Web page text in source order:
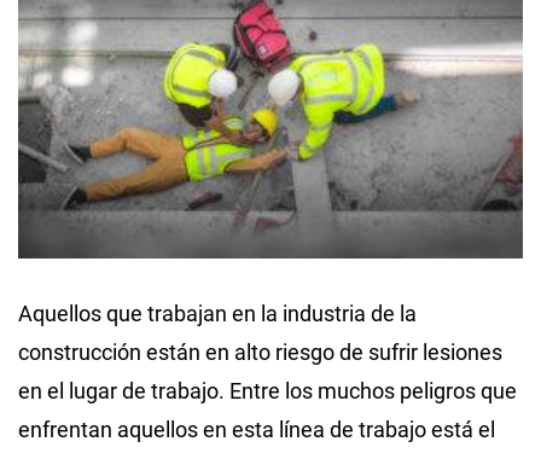
Aquellos que trabajan en la industria de la
construcción están en alto riesgo de sufrir lesiones
en el lugar de trabajo. Entre los muchos peligros que
enfrentan aquellos en esta línea de trabajo está el